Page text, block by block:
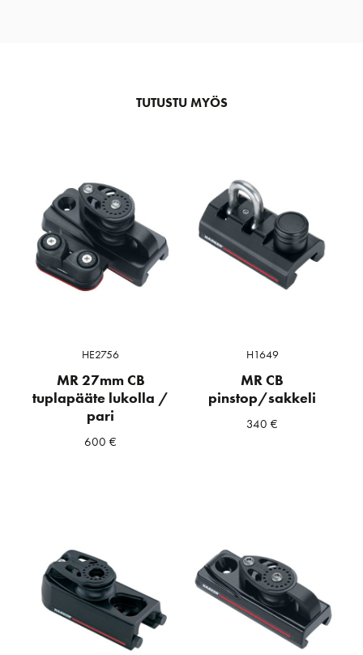
TUTUSTU MYÖS
HE2756
MR 27mm CB
tuplapääte lukolla /
pari
600€
H1649
MR CB
pinstop/sakkeli
340€